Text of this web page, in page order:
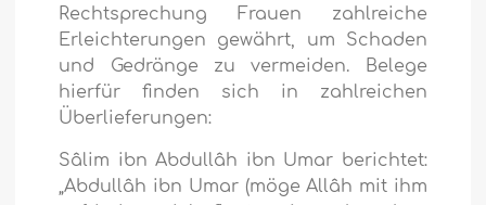
Rechtsprechung Frauen zahlreiche
Erleichterungen gewährt, um Schaden
und Gedränge zu vermeiden. Belege
hierfür finden sich in zahlreichen
Überlieferungen:
Sâlim ibn Abdullâh ibn Umar berichtet:
„Abdullâh ibn Umar (möge Allâh mit ihm